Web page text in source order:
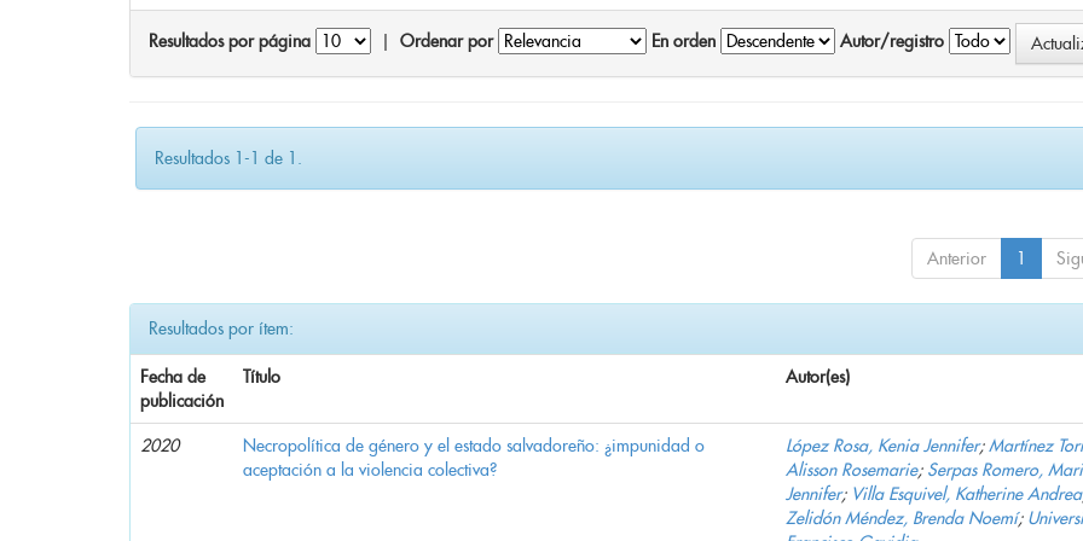
Resultados por página Ordenar por En orden Autor/registro
Resultados 1-1 de 1.
Anterior 1
Resultados por ítem:
Fecha de
publicación
Título Autor(es)
2020
Necropolítica de género y el estado salvadoreño: ¿impunidad o
aceptación a la violencia colectiva?
López Rosa, Kenia Jennifer;Martínez
Alisson Rosemarie; Serpas Romero,
Jennifer; Villa Esquivel, Katherine Andrea
Zelidón Méndez, Brenda Noemí;